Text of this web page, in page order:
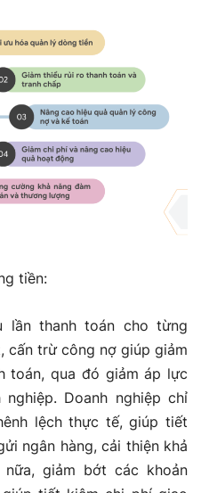
tiền:
lần thanh toán cho từng
cấn trừ công nợ giúp giảm
toán, qua đó giảm áp lực
Doanh nghiệp chỉ
lệch thực tế, giúp tiết
ngân hàng, cải thiện khả
nữa, giảm bớt các khoản